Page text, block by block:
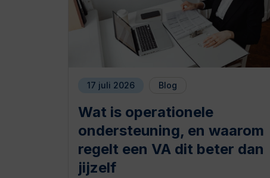
17 juli 2026 Blog
Wat is operationele
ondersteuning, en waarom
regelt een VA dit beter dan
jijzelf